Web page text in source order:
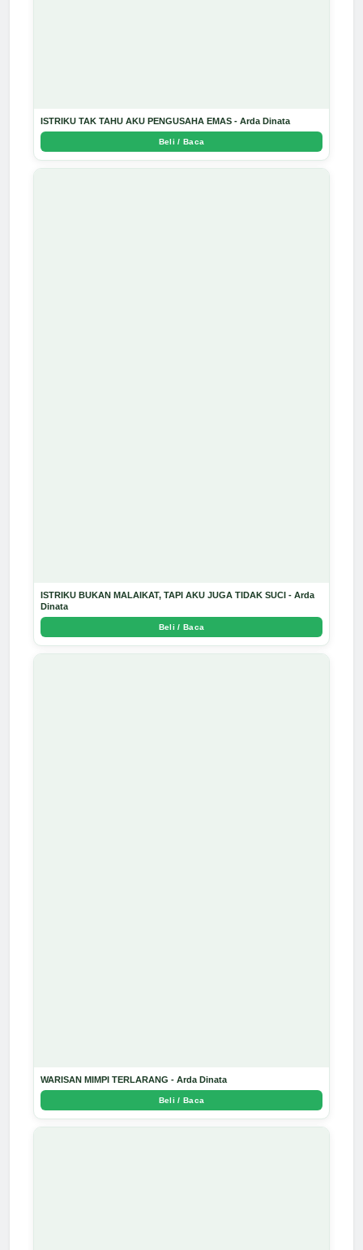
ISTRIKU TAK TAHU AKU PENGUSAHA EMAS - Arda Dinata
Beli / Baca
ISTRIKU BUKAN MALAIKAT, TAPI AKU JUGA TIDAK SUCI - Arda
Dinata
Beli / Baca
WARISAN MIMPI TERLARANG - Arda Dinata
Beli / Baca